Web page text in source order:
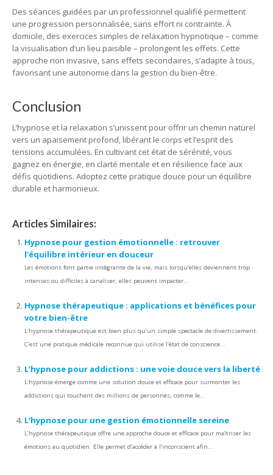
Des séances guidées par un professionnel qualifié permettent
une progression personnalisée, sans effort ni contrainte. À
domicile, des exercices simples de relaxation hypnotique – comme
la visualisation d’un lieu paisible – prolongent les effets. Cette
approche non invasive, sans effets secondaires, s’adapte à tous,
favorisant une autonomie dans la gestion du bien-être.
Conclusion
L’hypnose et la relaxation s’unissent pour offrir un chemin naturel
vers un apaisement profond, libérant le corps et l’esprit des
tensions accumulées. En cultivant cet état de sérénité, vous
gagnez en énergie, en clarté mentale et en résilience face aux
défis quotidiens. Adoptez cette pratique douce pour un équilibre
durable et harmonieux.
Articles Similaires:
Hypnose pour gestion émotionnelle : retrouver
l’équilibre intérieur en douceur
Les émotions font partie intégrante de la vie, mais lorsqu’elles deviennent trop
intenses ou difficiles à canaliser, elles peuvent impacter...
Hypnose thérapeutique : applications et bénéfices pour
votre bien-être
L’hypnose thérapeutique est bien plus qu’un simple spectacle de divertissement.
C’est une pratique médicale reconnue qui utilise l’état de conscience...
L’hypnose pour addictions : une voie douce vers la liberté
L’hypnose émerge comme une solution douce et efficace pour surmonter les
addictions qui touchent des millions de personnes, comme le...
L’hypnose pour une gestion émotionnelle sereine
L’hypnose thérapeutique offre une approche douce et efficace pour maîtriser les
émotions au quotidien. Elle permet d’accéder à l’inconscient afin...